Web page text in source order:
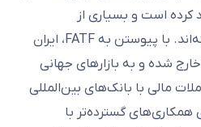
کرده است و بسیاری از
فرصت‌های تجاری از بین رفته‌اند. با پیوستن به FATF، ایران
شده و به بازارهای جهانی
مالی با بانک‌های بین‌المللی
همکاری‌های گسترده‌تر با